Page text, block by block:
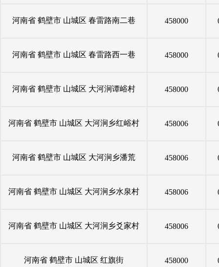
河南省 鹤壁市 山城区 春雷路南二巷 458000
河南省 鹤壁市 山城区 春雷路西一巷 458000
河南省 鹤壁市 山城区 大河涧谭峪村 458000
河南省 鹤壁市 山城区 大河涧乡红峪村 458006
河南省 鹤壁市 山城区 大河涧乡潘荒 458006
河南省 鹤壁市 山城区 大河涧乡水泉村 458006
河南省 鹤壁市 山城区 大河涧乡爻家村 458006
河南省 鹤壁市 山城区 红旗街 458000